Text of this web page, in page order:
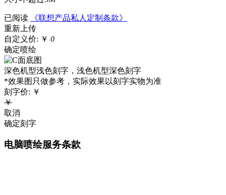
已阅读
《联想产品私人定制条款》
重新上传
自定义价: ￥ 0
确定喷绘
深色机型浅色刻字，浅色机型深色刻字
*效果图只做参考，实际效果以刻字实物为准
刻字价: ￥
￥
取消
确定刻字
电脑喷绘服务条款